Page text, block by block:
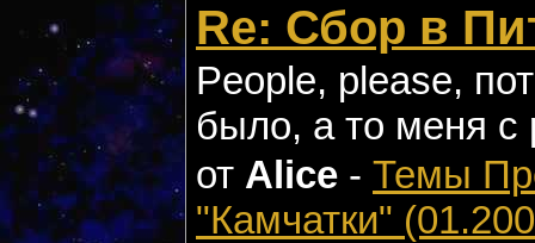
Re: Сбор в
People, please,
было, а то меня с
от Alice - Темы
"Камчатки"